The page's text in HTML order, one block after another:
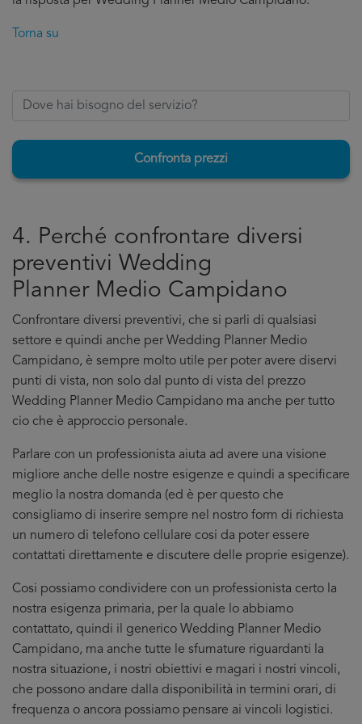
Torna su
Confronta prezzi
4. Perché confrontare diversi
preventivi Wedding
Planner Medio Campidano
Confrontare diversi preventivi, che si parli di qualsiasi
settore e quindi anche per Wedding Planner Medio
Campidano, è sempre molto utile per poter avere diservi
punti di vista, non solo dal punto di vista del prezzo
Wedding Planner Medio Campidano ma anche per tutto
cio che è approccio personale.
Parlare con un professionista aiuta ad avere una visione
migliore anche delle nostre esigenze e quindi a specificare
meglio la nostra domanda (ed è per questo che
consigliamo di inserire sempre nel nostro form di richiesta
un numero di telefono cellulare cosi da poter essere
contattati direttamente e discutere delle proprie esigenze).
Cosi possiamo condividere con un professionista certo la
nostra esigenza primaria, per la quale lo abbiamo
contattato, quindi il generico Wedding Planner Medio
Campidano, ma anche tutte le sfumature riguardanti la
nostra situazione, i nostri obiettivi e magari i nostri vincoli,
che possono andare dalla disponibilità in termini orari, di
frequenza o ancora possiamo pensare ai vincoli logistici.